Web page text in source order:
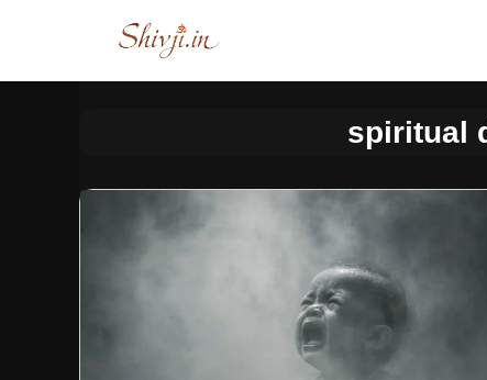
spiritual